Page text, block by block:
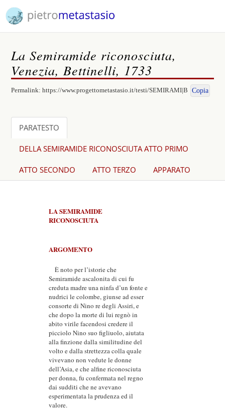
La Semiramide riconosciuta,
Venezia, Bettinelli, 1733
Permalink:https://www.progettometastasio.it/testi/SEMIRAMI|B Copia
PARATESTO
DELLA SEMIRAMIDE RICONOSCIUTA ATTO PRIMO
ATTO SECONDO ATTO TERZO APPARATO
LA SEMIRAMIDE
RICONOSCIUTA
ARGOMENTO
È noto per l’istorie che
Semiramide ascalonita di cui fu
creduta madre una ninfa d’un fonte e
nudrici le colombe, giunse ad esser
consorte di Nino re degli Assiri, e
che dopo la morte di lui regnò in
abito virile facendosi credere il
picciolo Nino suo figliuolo, aiutata
alla finzione dalla similitudine del
volto e dalla strettezza colla quale
vivevano non vedute le donne
dell’Asia, e che alfine riconosciuta
per donna, fu confermata nel regno
dai sudditi che ne avevano
esperimentata la prudenza ed il
valore.